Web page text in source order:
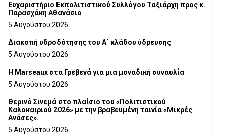
Ευχαριστήριο Εκπολιτιστικού Συλλόγου Ταξιάρχη προς κ.
Παρασχάκη Αθανάσιο
5 Αυγούστου 2026
Διακοπή υδροδότησης του Α΄ κλάδου ύδρευσης
5 Αυγούστου 2026
Η Marseaux στα Γρεβενά για μια μοναδική συναυλία
5 Αυγούστου 2026
Θερινό Σινεμά στο πλαίσιο του «Πολιτιστικού
Καλοκαιριού 2026» με την βραβευμένη ταινία «Μικρές
Ανάσες».
5 Αυγούστου 2026